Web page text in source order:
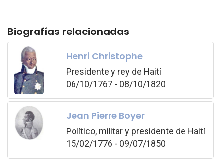
Biografías relacionadas
Henri Christophe
Presidente y rey de Haití
06/10/1767 - 08/10/1820
Jean Pierre Boyer
Político, militar y presidente de Haití
15/02/1776 - 09/07/1850